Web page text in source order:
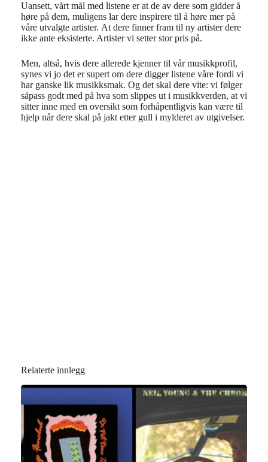
Uansett, vårt mål med listene er at de av dere som gidder å
høre på dem, muligens lar dere inspirere til å høre mer på
våre utvalgte artister. At dere finner fram til ny artister dere
ikke ante eksisterte. Artister vi setter stor pris på.
Men, altså, hvis dere allerede kjenner til vår musikkprofil,
synes vi jo det er supert om dere digger listene våre fordi vi
har ganske lik musikksmak. Og det skal dere vite: vi følger
såpass godt med på hva som slippes ut i musikkverden, at vi
sitter inne med en oversikt som forhåpentligvis kan være til
hjelp når dere skal på jakt etter gull i mylderet av utgivelser.
Relaterte innlegg